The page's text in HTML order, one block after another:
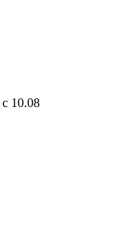
с 10.08